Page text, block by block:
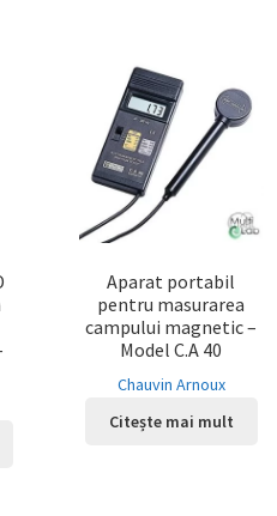
Aparat portabil
pentru masurarea
campului magnetic –
Model C.A 40
Chauvin Arnoux
Citește mai mult